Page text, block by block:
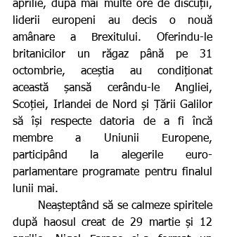
aprilie, după mai multe ore de discuții,
liderii europeni au decis o nouă
amânare a Brexitului. Oferindu-le
britanicilor un răgaz până pe 31
octombrie, aceștia au condiționat
această șansă cerându-le Angliei,
Scoției, Irlandei de Nord și Țării Galilor
să își respecte datoria de a fi încă
membre a Uniunii Europene,
participând la alegerile euro-
parlamentare programate pentru finalul
lunii mai.
după haosul creat de 29 martie și 12